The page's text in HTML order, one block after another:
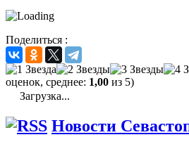
Поделиться :
оценок, среднее: 1,00 из 5)
Загрузка...
Новости